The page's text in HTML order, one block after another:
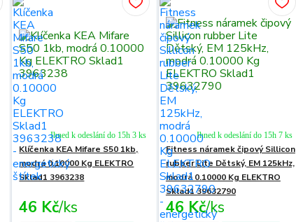
Klíčenka KEA Mifare S50 1kb,
modrá 0.10000 Kg ELEKTRO
Sklad1 3963238
46 Kč/ks
Ihned k odeslání do 15h 3 ks
Fitness náramek čipový Sillicon
rubber Lite Dětský, EM 125kHz,
modrá 0.10000 Kg ELEKTRO
Sklad1 39632790
46 Kč/ks
Ihned k odeslání do 15h 7 ks